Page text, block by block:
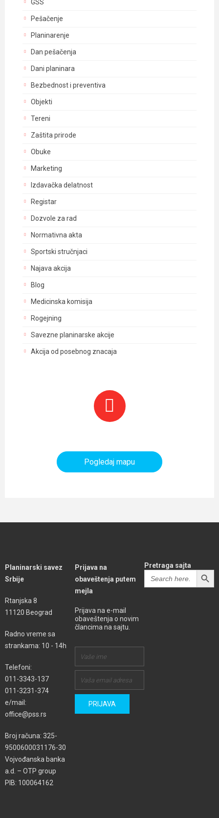
GSS
Pešačenje
Planinarenje
Dan pešačenja
Dani planinara
Bezbednost i preventiva
Objekti
Tereni
Zaštita prirode
Obuke
Marketing
Izdavačka delatnost
Registar
Dozvole za rad
Normativna akta
Sportski stručnjaci
Najava akcija
Blog
Medicinska komisija
Rogejning
Savezne planinarske akcije
Akcija od posebnog znacaja
Pogledaj mapu
Planinarski savez
Srbije
Rtanjska 8
11120 Beograd
Radno vreme sa
strankama: 10 - 14h
Telefoni:
011-3343-137
011-3231-374
e/mail:
office@pss.rs
Broj računa: 325-
9500600031176-30
Vojvođanska banka
a.d. – OTP group
PIB: 100064162
Prijava na
obaveštenja putem
mejla
Prijava na e-mail
obaveštenja o novim
člancima na sajtu.
Pretraga sajta
Search
for:
SEARCH